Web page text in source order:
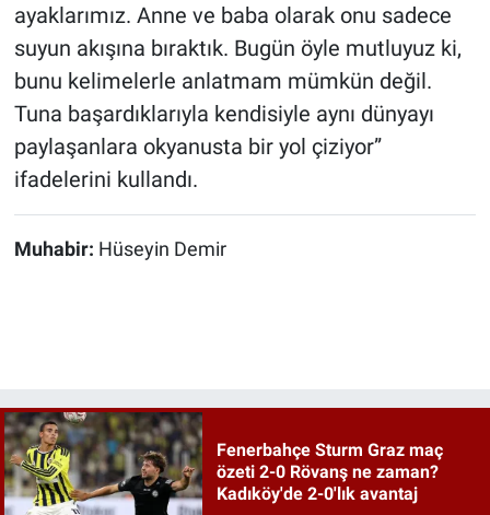
ayaklarımız. Anne ve baba olarak onu sadece
suyun akışına bıraktık. Bugün öyle mutluyuz ki,
bunu kelimelerle anlatmam mümkün değil.
Tuna başardıklarıyla kendisiyle aynı dünyayı
paylaşanlara okyanusta bir yol çiziyor”
ifadelerini kullandı.
Muhabir: Hüseyin Demir
Fenerbahçe Sturm Graz maç
özeti 2-0 Rövanş ne zaman?
Kadıköy'de 2-0'lık avantaj